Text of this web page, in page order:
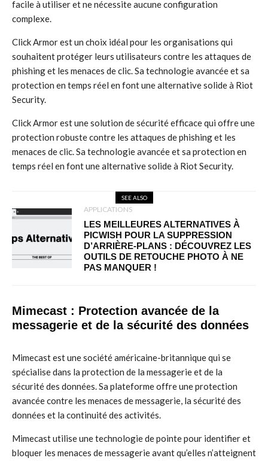
facile à utiliser et ne nécessite aucune configuration
complexe.
Click Armor est un choix idéal pour les organisations qui
souhaitent protéger leurs utilisateurs contre les attaques de
phishing et les menaces de clic. Sa technologie avancée et sa
protection en temps réel en font une alternative solide à Riot
Security.
Click Armor est une solution de sécurité efficace qui offre une
protection robuste contre les attaques de phishing et les
menaces de clic. Sa technologie avancée et sa protection en
temps réel en font une alternative solide à Riot Security.
SEE ALSO
APPLICATIONS
LES MEILLEURES ALTERNATIVES À
PICWISH POUR LA SUPPRESSION
D’ARRIÈRE-PLANS : DÉCOUVREZ LES
OUTILS DE RETOUCHE PHOTO À NE
PAS MANQUER !
Mimecast : Protection avancée de la
messagerie et de la sécurité des données
Mimecast est une société américaine-britannique qui se
spécialise dans la protection de la messagerie et de la
sécurité des données. Sa plateforme offre une protection
avancée contre les menaces de messagerie, la sécurité des
données et la continuité des activités.
Mimecast utilise une technologie de pointe pour identifier et
bloquer les menaces de messagerie avant qu’elles n’atteignent